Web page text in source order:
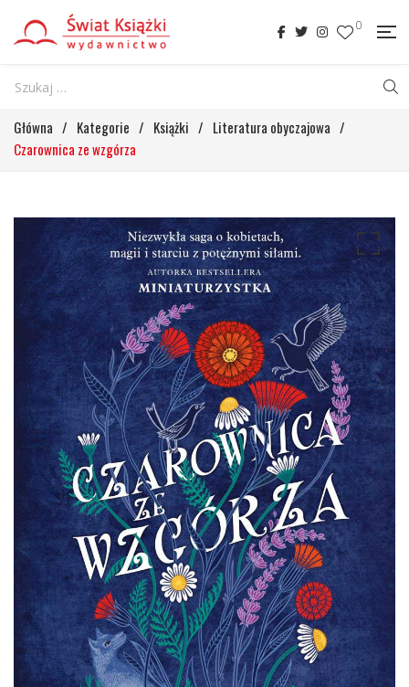
0
Główna / Kategorie / Książki / Literatura obyczajowa /
Czarownica ze wzgórza